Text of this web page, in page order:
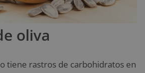
oliva
tiene rastros de carbohidratos en